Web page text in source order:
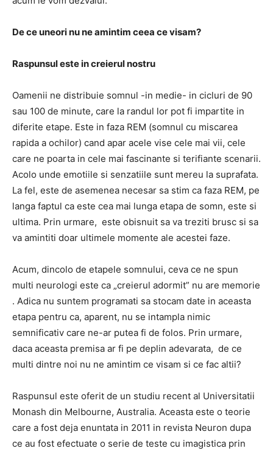
De ce uneori nu ne amintim ceea ce visam?
Raspunsul este in creierul nostru
Oamenii ne distribuie somnul -in medie- in cicluri de 90
sau 100 de minute, care la randul lor pot fi impartite in
diferite etape. Este in faza REM (somnul cu miscarea
rapida a ochilor) cand apar acele vise cele mai vii, cele
care ne poarta in cele mai fascinante si terifiante scenarii.
Acolo unde emotiile si senzatiile sunt mereu la suprafata.
La fel, este de asemenea necesar sa stim ca faza REM, pe
langa faptul ca este cea mai lunga etapa de somn, este si
ultima. Prin urmare, este obisnuit sa va treziti brusc si sa
va amintiti doar ultimele momente ale acestei faze.
Acum, dincolo de etapele somnului, ceva ce ne spun
multi neurologi este ca „creierul adormit” nu are memorie
. Adica nu suntem programati sa stocam date in aceasta
etapa pentru ca, aparent, nu se intampla nimic
semnificativ care ne-ar putea fi de folos. Prin urmare,
daca aceasta premisa ar fi pe deplin adevarata, de ce
multi dintre noi nu ne amintim ce visam si ce fac altii?
Raspunsul este oferit de un studiu recent al Universitatii
Monash din Melbourne, Australia. Aceasta este o teorie
care a fost deja enuntata in 2011 in revista Neuron dupa
ce au fost efectuate o serie de teste cu imagistica prin